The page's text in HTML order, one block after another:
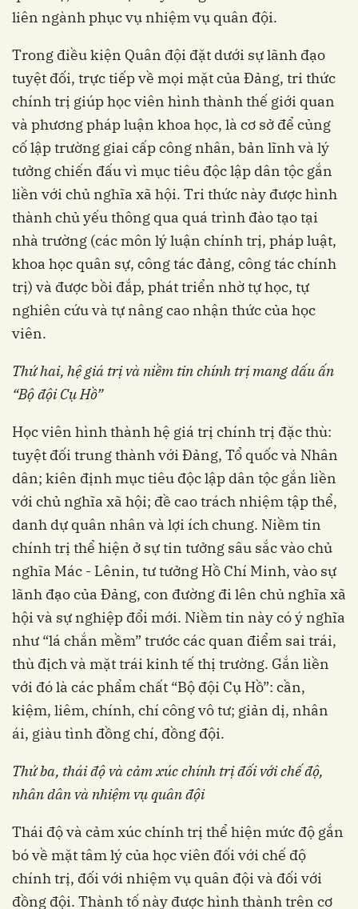
liên ngành phục vụ nhiệm vụ quân đội.
Trong điều kiện Quân đội đặt dưới sự lãnh đạo
tuyệt đối, trực tiếp về mọi mặt của Đảng, tri thức
chính trị giúp học viên hình thành thế giới quan
và phương pháp luận khoa học, là cơ sở để củng
cố lập trường giai cấp công nhân, bản lĩnh và lý
tưởng chiến đấu vì mục tiêu độc lập dân tộc gắn
liền với chủ nghĩa xã hội. Tri thức này được hình
thành chủ yếu thông qua quá trình đào tạo tại
nhà trường (các môn lý luận chính trị, pháp luật,
khoa học quân sự, công tác đảng, công tác chính
trị) và được bồi đắp, phát triển nhờ tự học, tự
nghiên cứu và tự nâng cao nhận thức của học
viên.
Thứ hai, hệ giá trị và niềm tin chính trị mang dấu ấn
“Bộ đội Cụ Hồ”
Học viên hình thành hệ giá trị chính trị đặc thù:
tuyệt đối trung thành với Đảng, Tổ quốc và Nhân
dân; kiên định mục tiêu độc lập dân tộc gắn liền
với chủ nghĩa xã hội; đề cao trách nhiệm tập thể,
danh dự quân nhân và lợi ích chung. Niềm tin
chính trị thể hiện ở sự tin tưởng sâu sắc vào chủ
nghĩa Mác - Lênin, tư tưởng Hồ Chí Minh, vào sự
lãnh đạo của Đảng, con đường đi lên chủ nghĩa xã
hội và sự nghiệp đổi mới. Niềm tin này có ý nghĩa
như “lá chắn mềm” trước các quan điểm sai trái,
thù địch và mặt trái kinh tế thị trường. Gắn liền
với đó là các phẩm chất “Bộ đội Cụ Hồ”: cần,
kiệm, liêm, chính, chí công vô tư; giản dị, nhân
ái, giàu tình đồng chí, đồng đội.
Thứ ba, thái độ và cảm xúc chính trị đối với chế độ,
nhân dân và nhiệm vụ quân đội
Thái độ và cảm xúc chính trị thể hiện mức độ gắn
bó về mặt tâm lý của học viên đối với chế độ
chính trị, đối với nhiệm vụ quân đội và đối với
đồng đội. Thành tố này được hình thành trên cơ